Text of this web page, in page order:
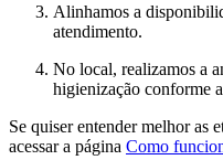
Alinhamos a
atendimento.
No local, realizamos a
higienização conforme
Se quiser entender melhor as
acessar a página Como